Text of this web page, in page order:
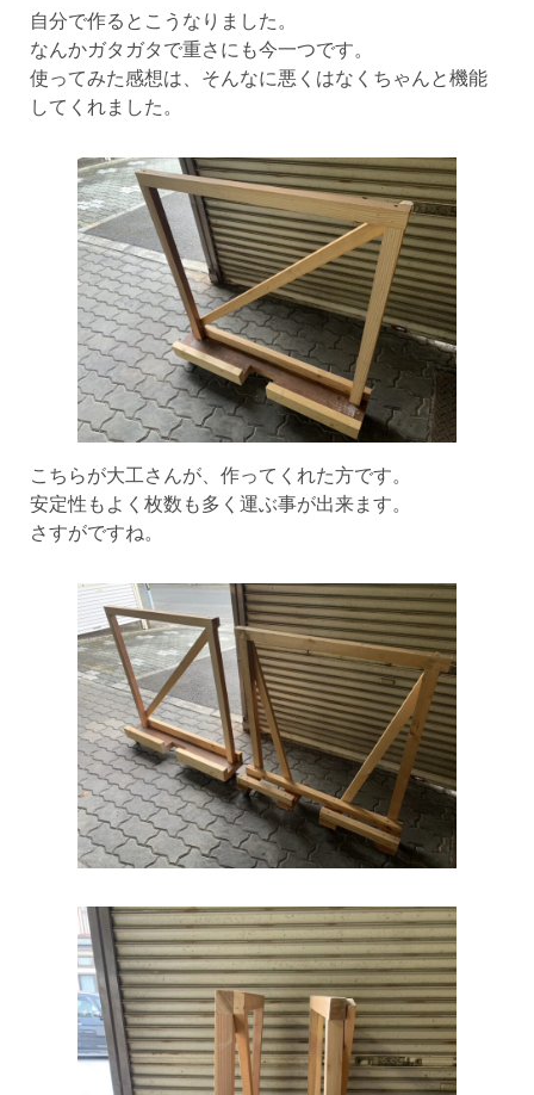
自分で作るとこうなりました。
なんかガタガタで重さにも今一つです。
使ってみた感想は、そんなに悪くはなくちゃんと機能
してくれました。
こちらが大工さんが、作ってくれた方です。
安定性もよく枚数も多く運ぶ事が出来ます。
さすがですね。